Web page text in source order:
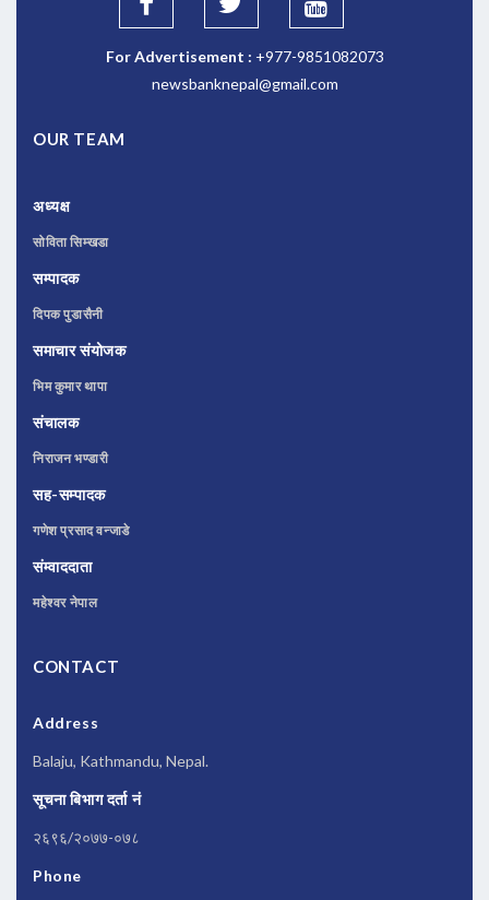
For Advertisement : +977-9851082073
newsbanknepal@gmail.com
OUR TEAM
अध्यक्ष
सोविता सिम्खडा
सम्पादक
दिपक पुडासैनी
समाचार संयोजक
भिम कुमार थापा
संचालक
निराजन भण्डारी
सह-सम्पादक
गणेश प्रसाद वन्जाडे
संम्वाददाता
महेश्वर नेपाल
CONTACT
Address
Balaju, Kathmandu, Nepal.
सूचना बिभाग दर्ता नं
२६९६/२०७७-०७८
Phone